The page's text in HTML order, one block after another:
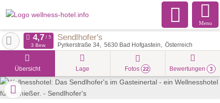
Menu
Sendlhofer's
Pyrkerstraße 34 5630 Bad Hofgastein Österreich
3 Bew.
Übersicht Lage Fotos 22 Bewertungen 3